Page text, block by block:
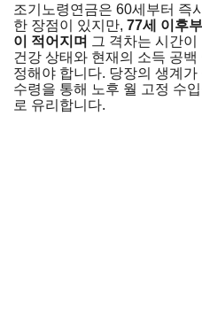
조기노령연금은 60세부터 즉
한 장점이 있지만, 77세 이후
이 적어지며 그 격차는 시간
건강 상태와 현재의 소득 공
정해야 합니다. 당장의 생계
수령을 통해 노후 월 고정 수
로 유리합니다.